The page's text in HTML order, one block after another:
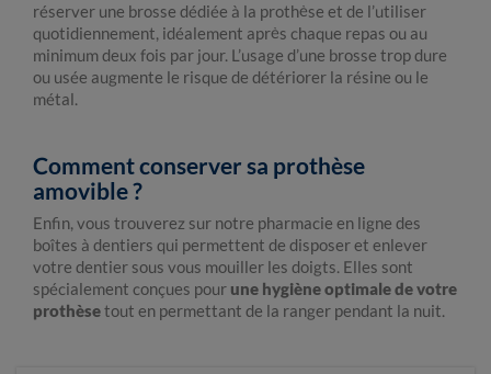
réserver une brosse dédiée à la prothèse et de l’utiliser
quotidiennement, idéalement après chaque repas ou au
minimum deux fois par jour. L’usage d’une brosse trop dure
ou usée augmente le risque de détériorer la résine ou le
métal.
Comment conserver sa prothèse
amovible ?
Enfin, vous trouverez sur notre pharmacie en ligne des
boîtes à dentiers qui permettent de disposer et enlever
votre dentier sous vous mouiller les doigts. Elles sont
spécialement conçues pour une hygiène optimale de votre
prothèsetout en permettant de la ranger pendant la nuit.